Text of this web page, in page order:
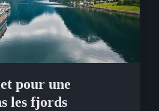
pour une
les fjords